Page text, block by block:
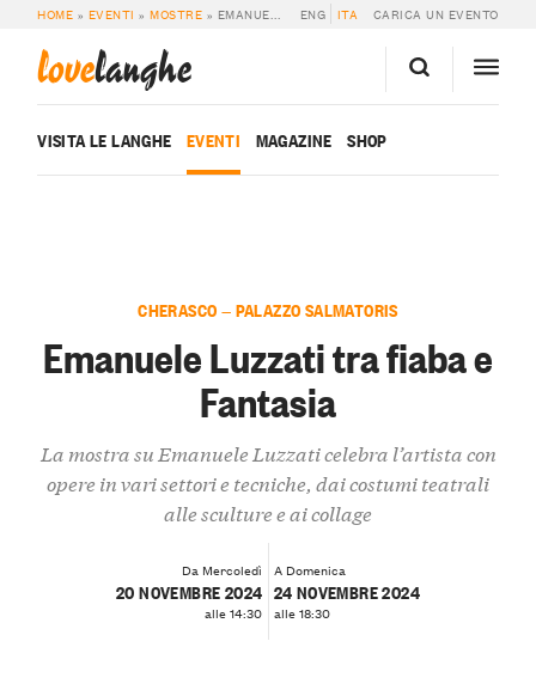
HOME » EVENTI »MOSTRE » EMANUELE LUZZATI TRA FIABA E FANTASIA ENG ITA CARICA UN EVENTO
lovelanghe
VISITA LE LANGHE EVENTI MAGAZINE SHOP
CHERASCO — PALAZZO SALMATORIS
Emanuele Luzzati tra fiaba e
Fantasia
La mostra su Emanuele Luzzati celebra l’artista con
opere in vari settori e tecniche, dai costumi teatrali
alle sculture e ai collage
Da Mercoledì
20 NOVEMBRE 2024
alle 14:30
A Domenica
24 NOVEMBRE 2024
alle 18:30